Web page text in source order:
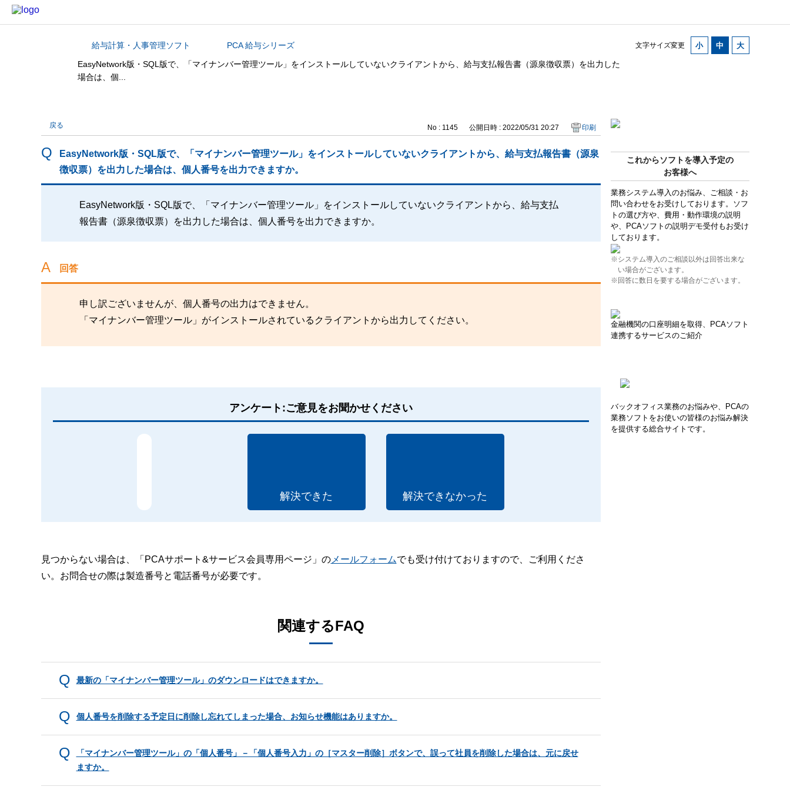
文字サイズ変更
カテゴリから探す給与計算・人事管理ソフト
PCA 給与シリーズ
EasyNetwork版・SQL版で、「マイナンバー管理ツール」をインストールしていないクライアントから、給与支払報告書（源泉徴収票）を出力した
場合は、個...
これからソフトを導入予定の
お客様へ
業務システム導入のお悩み、ご相談・お
問い合わせをお受けしております。ソフ
トの選び方や、費用・動作環境の説明
や、PCAソフトの説明デモ受付もお受け
しております。
※システム導入のご相談以外は回答出来な
い場合がございます。
※回答に数日を要する場合がございます。
金融機関の口座明細を取得、PCAソフト
連携するサービスのご紹介
バックオフィス業務のお悩みや、PCAの
業務ソフトをお使いの皆様のお悩み解決
を提供する総合サイトです。
戻る No : 1145 公開日時 : 2022/05/31 20:27 印刷
EasyNetwork版・SQL版で、「マイナンバー管理ツール」をインストールしていないクライアントから、給与支払報告書（源泉
徴収票）を出力した場合は、個人番号を出力できますか。
EasyNetwork版・SQL版で、「マイナンバー管理ツール」をインストールしていないクライアントから、給与支払
報告書（源泉徴収票）を出力した場合は、個人番号を出力できますか。
回答
申し訳ございませんが、個人番号の出力はできません。
「マイナンバー管理ツール」がインストールされているクライアントから出力してください。
アンケート:ご意見をお聞かせください
解決できた 解決できなかった
見つからない場合は、「PCAサポート&サービス会員専用ページ」のメールフォームでも受け付けておりますので、ご利用くださ
い。お問合せの際は製造番号と電話番号が必要です。
関連するFAQ
最新の「マイナンバー管理ツール」のダウンロードはできますか。
個人番号を削除する予定日に削除し忘れてしまった場合、お知らせ機能はありますか。
「マイナンバー管理ツール」の「個人番号」－「個人番号入力」の［マスター削除］ボタンで、誤って社員を削除した場合は、元に戻せ
ますか。